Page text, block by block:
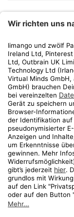
Kundenservice
Shop
Aktionen
Travel